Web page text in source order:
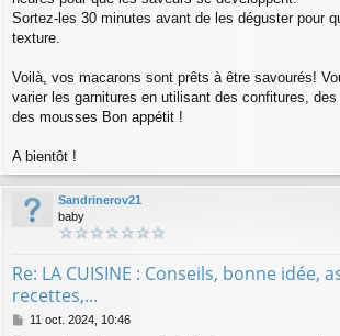
Sortez-les 30 minutes avant de les déguster pour
texture.
Voilà, vos macarons sont prêts à être savourés!
varier les garnitures en utilisant des confitures,
des mousses Bon appétit !
A bientôt !
Sandrinerov21
baby
Re: LA CUISINE : Conseils, bonne idée,
recettes,...
M11 oct. 2024, 10:46